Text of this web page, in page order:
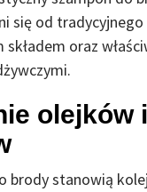
się od tradycyjnego
oraz
olejków i
brody stanowią